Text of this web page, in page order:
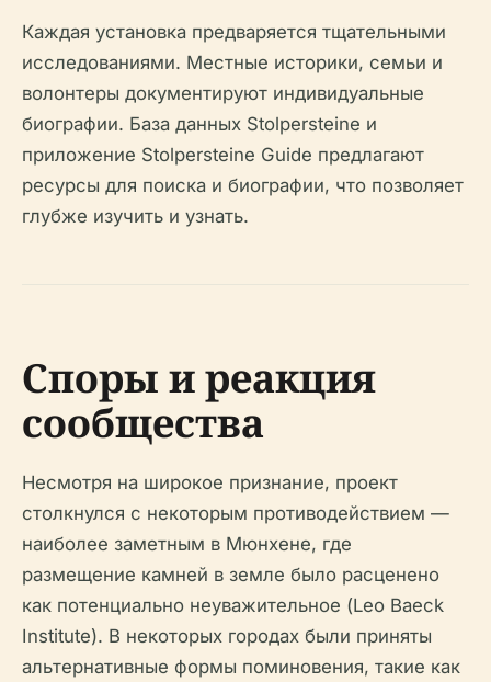
Каждая установка предваряется тщательными
исследованиями. Местные историки, семьи и
волонтеры документируют индивидуальные
биографии. База данных Stolpersteine и
приложение Stolpersteine Guide предлагают
ресурсы для поиска и биографии, что позволяет
глубже изучить и узнать.
Споры и реакция
сообщества
Несмотря на широкое признание, проект
столкнулся с некоторым противодействием —
наиболее заметным в Мюнхене, где
размещение камней в земле было расценено
как потенциально неуважительное (Leo Baeck
Institute). В некоторых городах были приняты
альтернативные формы поминовения, такие как